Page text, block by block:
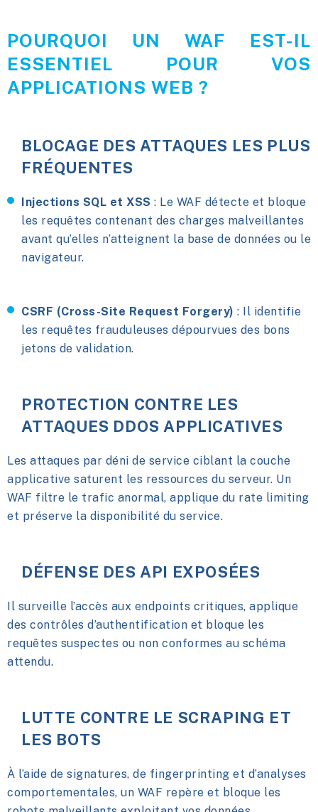
POURQUOI UN WAF EST-IL
ESSENTIEL POUR VOS
APPLICATIONS WEB ?
BLOCAGE DES ATTAQUES LES PLUS
FRÉQUENTES
Injections SQL et XSS : Le WAF détecte et bloque
les requêtes contenant des charges malveillantes
avant qu’elles n’atteignent la base de données ou le
navigateur.
CSRF (Cross-Site Request Forgery) : Il identifie
les requêtes frauduleuses dépourvues des bons
jetons de validation.
PROTECTION CONTRE LES
ATTAQUES DDOS APPLICATIVES
Les attaques par déni de service ciblant la couche
applicative saturent les ressources du serveur. Un
WAF filtre le trafic anormal, applique du rate limiting
et préserve la disponibilité du service.
DÉFENSE DES API EXPOSÉES
Il surveille l’accès aux endpoints critiques, applique
des contrôles d’authentification et bloque les
requêtes suspectes ou non conformes au schéma
attendu.
LUTTE CONTRE LE SCRAPING ET
LES BOTS
À l’aide de signatures, de fingerprinting et d’analyses
comportementales, un WAF repère et bloque les